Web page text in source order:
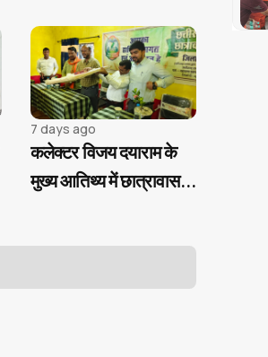
7 days ago
कलेक्टर विजय दयाराम के
मुख्य आतिथ्य में छात्रावास
शैक्षणिक सामग्री